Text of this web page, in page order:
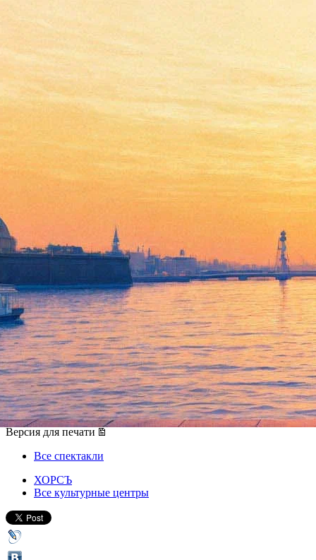
Переехавший в Петербург
новосибирский театр La
Pushkin представит «Вертеп»
06 января 2019, воскресенье-07 января 2019, понедельник
Версия для печати
Все спектакли
ХОРСЪ
Все культурные центры